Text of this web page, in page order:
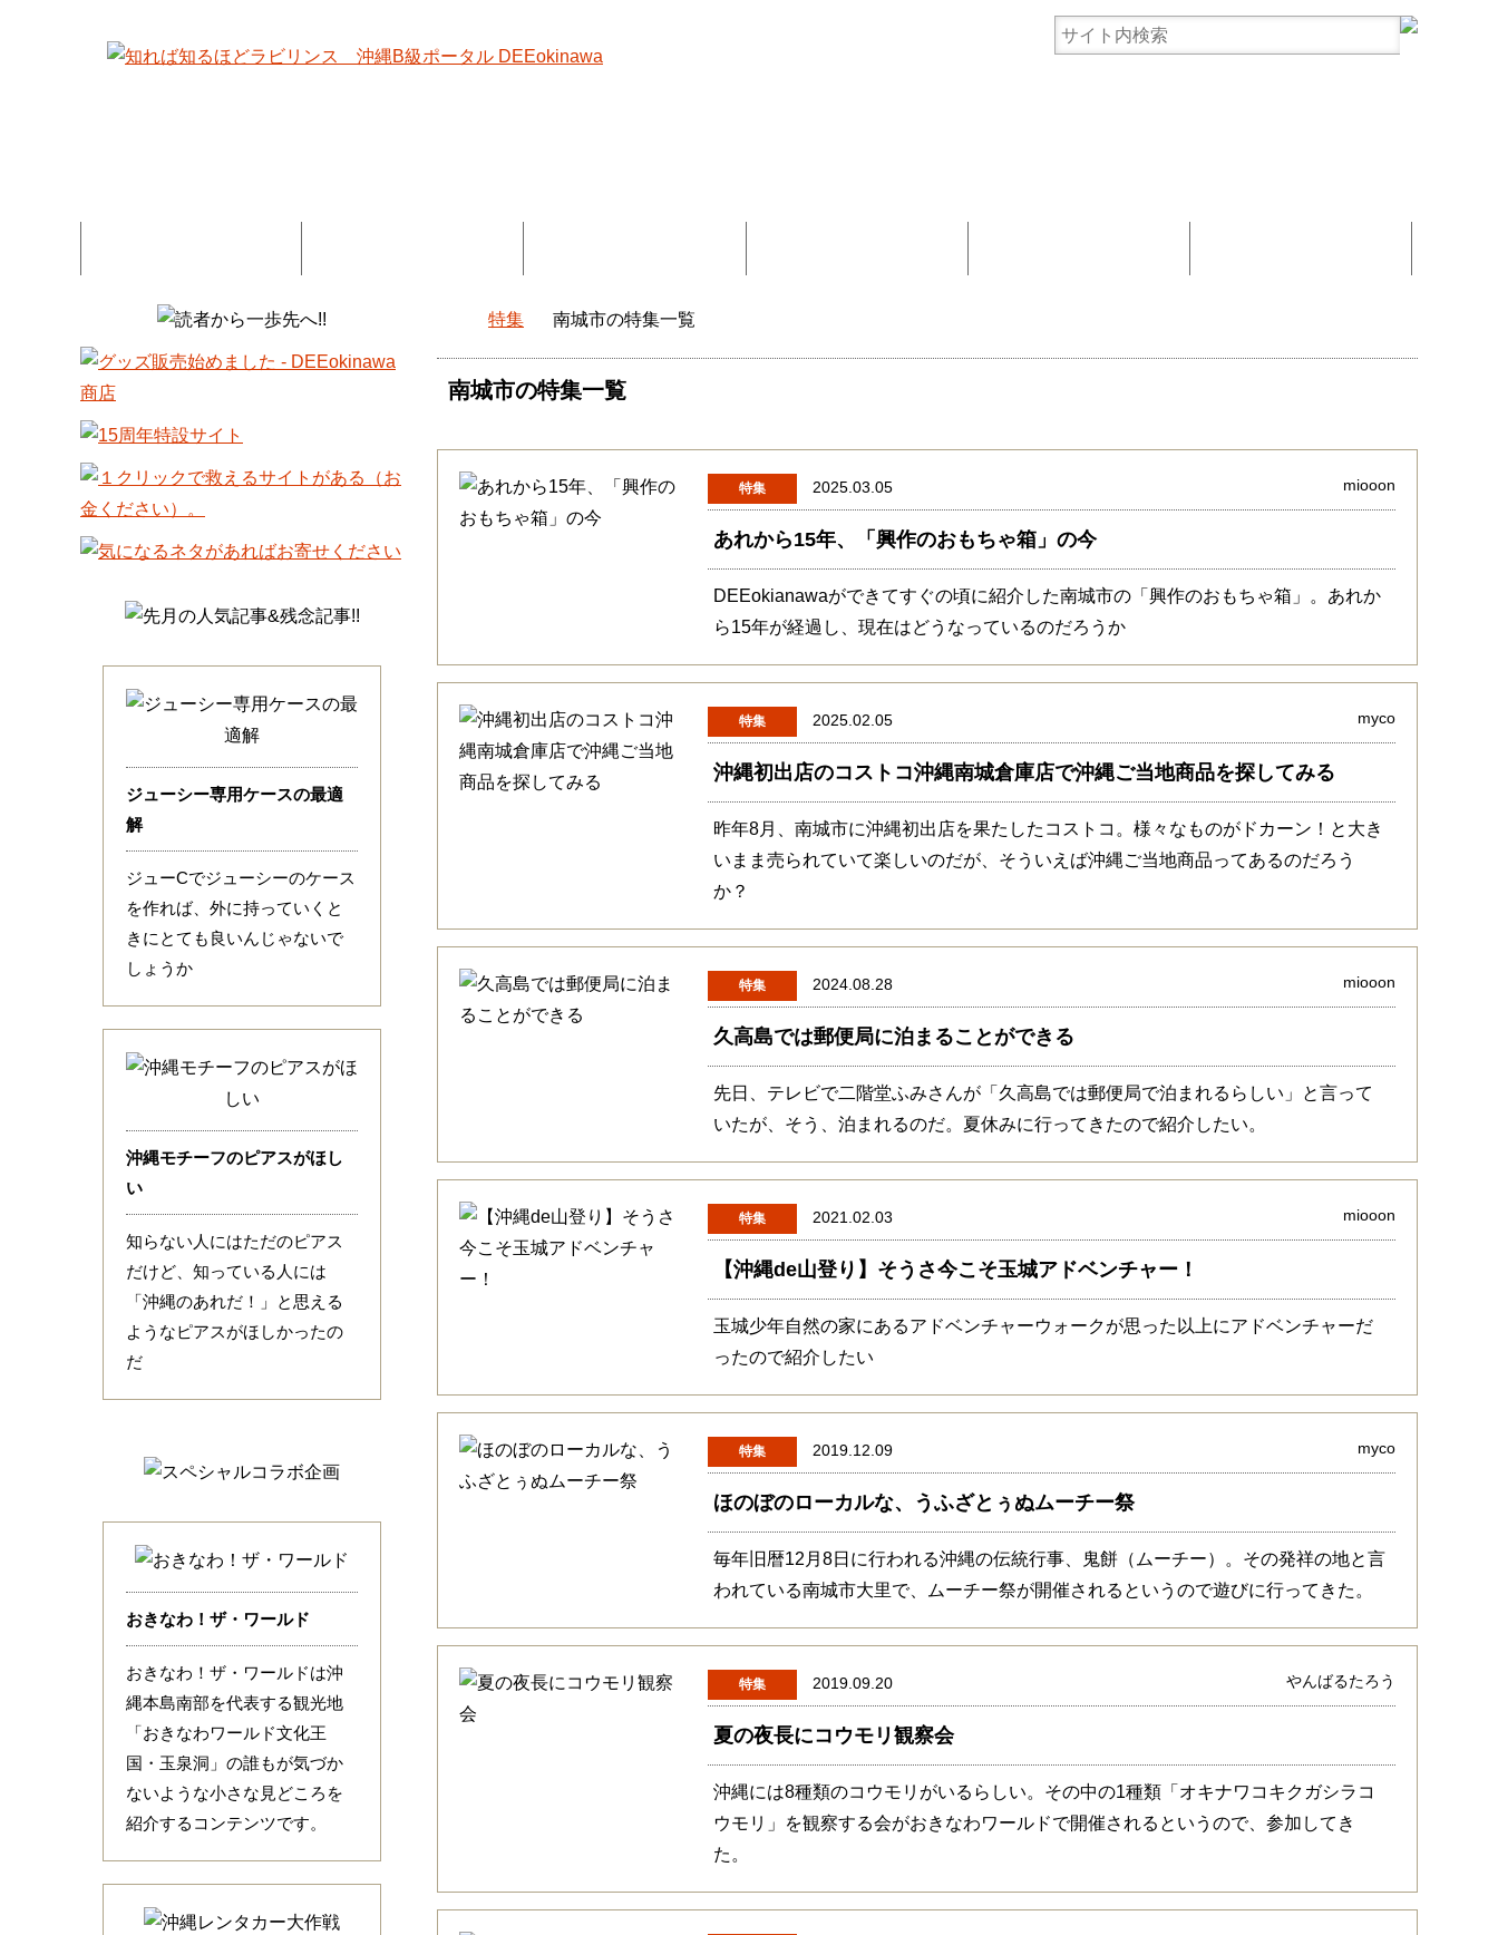
DEEokinawaトップ
特集 南城市の特集一覧
南城市の特集一覧
特集 2025.03.05 miooon
あれから15年、「興作のおもちゃ箱」の今
DEEokianawaができてすぐの頃に紹介した南城市の「興作のおもちゃ箱」。あれか
ら15年が経過し、現在はどうなっているのだろうか
特集 2025.02.05 myco
沖縄初出店のコストコ沖縄南城倉庫店で沖縄ご当地商品を探してみる
昨年8月、南城市に沖縄初出店を果たしたコストコ。様々なものがドカーン！と大き
いまま売られていて楽しいのだが、そういえば沖縄ご当地商品ってあるのだろう
か？
特集 2024.08.28 miooon
久高島では郵便局に泊まることができる
先日、テレビで二階堂ふみさんが「久高島では郵便局で泊まれるらしい」と言って
いたが、そう、泊まれるのだ。夏休みに行ってきたので紹介したい。
特集 2021.02.03 miooon
【沖縄de山登り】そうさ今こそ玉城アドベンチャー！
玉城少年自然の家にあるアドベンチャーウォークが思った以上にアドベンチャーだ
ったので紹介したい
特集 2019.12.09 myco
ほのぼのローカルな、うふざとぅぬムーチー祭
毎年旧暦12月8日に行われる沖縄の伝統行事、鬼餅（ムーチー）。その発祥の地と言
われている南城市大里で、ムーチー祭が開催されるというので遊びに行ってきた。
特集 2019.09.20 やんばるたろう
夏の夜長にコウモリ観察会
沖縄には8種類のコウモリがいるらしい。その中の1種類「オキナワコキクガシラコ
ウモリ」を観察する会がおきなわワールドで開催されるというので、参加してき
た。
ジューシー専用ケースの最適
解
ジューCでジューシーのケース
を作れば、外に持っていくと
きにとても良いんじゃないで
しょうか
沖縄モチーフのピアスがほし
い
知らない人にはただのピアス
だけど、知っている人には
「沖縄のあれだ！」と思える
ようなピアスがほしかったの
だ
おきなわ！ザ・ワールド
おきなわ！ザ・ワールドは沖
縄本島南部を代表する観光地
「おきなわワールド文化王
国・玉泉洞」の誰もが気づか
ないような小さな見どころを
紹介するコンテンツです。